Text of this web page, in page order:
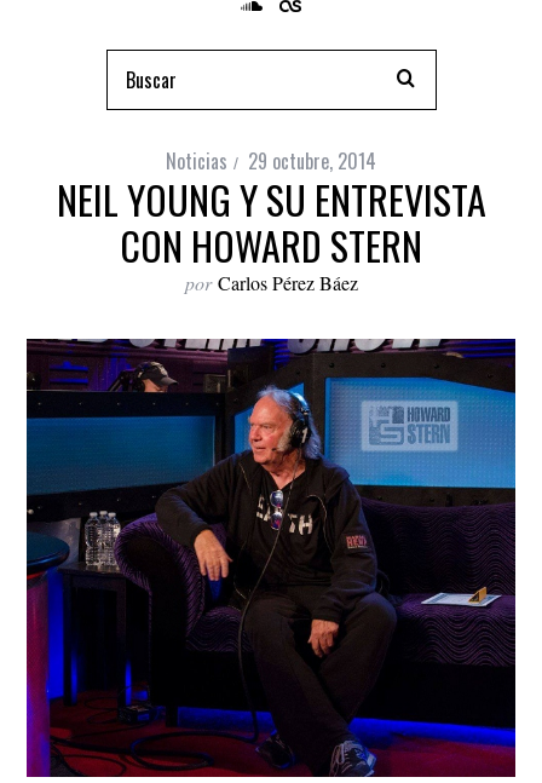
Noticias 29 octubre, 2014
NEIL YOUNG Y SU ENTREVISTA
CON HOWARD STERN
por Carlos Pérez Báez